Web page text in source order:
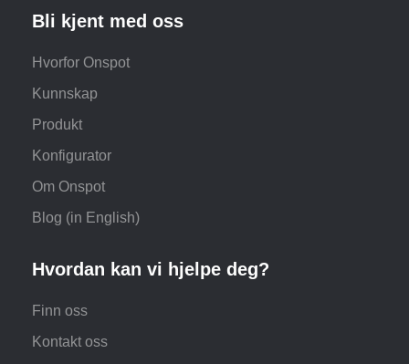
Bli kjent med oss
Hvorfor Onspot
Kunnskap
Produkt
Konfigurator
Om Onspot
Blog (in English)
Hvordan kan vi hjelpe deg?
Finn oss
Kontakt oss